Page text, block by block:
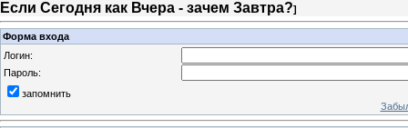
Если Сегодня как Вчера - зачем Завтра?]
Форма входа
Логин:
Пароль:
запомнить